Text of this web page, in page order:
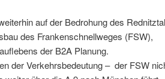
auf der Bedrohung des
des Frankenschnellweges (FSW),
der B2A Planung.
der Verkehrsbedeutung – der FSW